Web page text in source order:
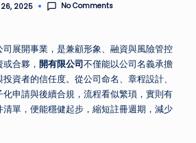
2025 No Comments
展開事業，是兼顧形象、融資與風險管控
合夥， 開有限公司不僅能以公司名義承擔
資者的信任度。從公司命名、章程設計、
申請與後續合規，流程看似繁瑣，實則有
單，便能穩健起步，縮短註冊週期，減少